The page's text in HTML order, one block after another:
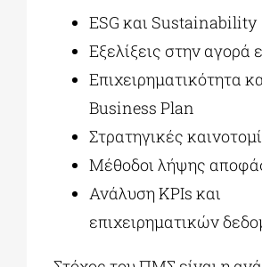
ESG και Sustainability
Εξελίξεις στην αγορά
Επιχειρηματικότητα
Business Plan
Στρατηγικές
Μέθοδοι λήψης
Ανάλυση KPIs και
επιχειρηματικών